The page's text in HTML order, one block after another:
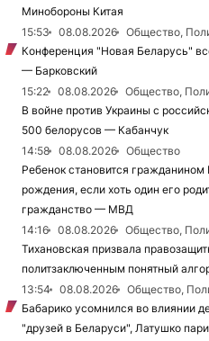
Минобороны Китая
15:53
08.08.2026
Общество,
Конференция "Новая Беларусь"
— Барковский
15:22
08.08.2026
Общество,
В войне против Украины с
500 белорусов — Кабанчук
14:58
08.08.2026
Общество
Ребенок становится
рождения, если хоть один его
гражданство — МВД
14:16
08.08.2026
Общество,
Тихановская призвала
политзаключенным понятный
13:54
08.08.2026
Общество,
Бабарико усомнился во влиянии
"друзей в Беларуси", Латушко